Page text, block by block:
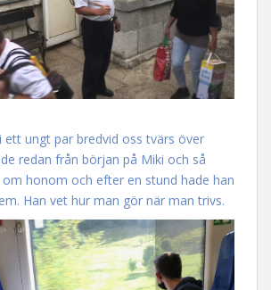
ett ungt par bredvid oss tvärs över
redan från början på Miki och så
honom och efter en stund hade han
Han vet hur man gör när man trivs.